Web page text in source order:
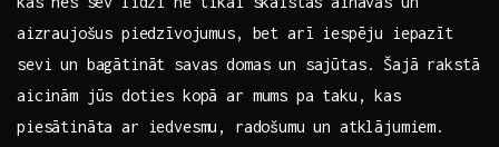
⁣aizraujošus piedzīvojumus, bet arī ​iespēju iepazīt
sevi un bagātināt savas domas un sajūtas. Šajā rakstā
aicinām jūs doties kopā ar mums pa taku, kas
piesātināta ar iedvesmu,⁤ radošumu un atklājumiem.